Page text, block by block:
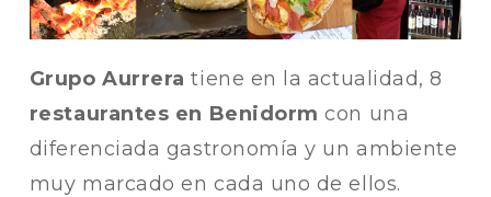
Grupo Aurrera tiene en la actualidad, 8
restaurantes en Benidorm con una
diferenciada gastronomía y un ambiente
muy marcado en cada uno de ellos.